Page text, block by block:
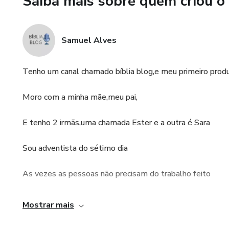
​Para quem se sente
melhor e sinalizar para o seu
Samuel Alves
Tenho um canal chamado bíblia blog,e meu primeiro
Moro com a minha mãe,meu pai,
E tenho 2 irmãs,uma chamada Ester e a outra é Sara
Sou adventista do sétimo dia
As vezes as pessoas não precisam do trabalho feito
As vezes elas só precisam de um guia para dar a instrução
Mostrar mais